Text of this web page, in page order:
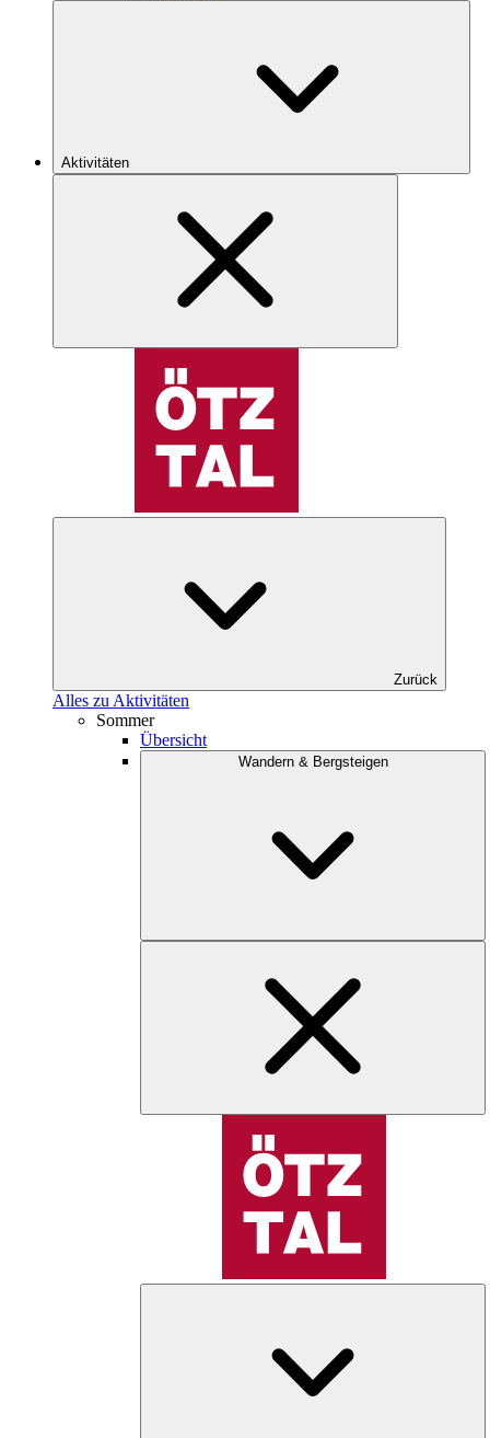
Aktivitäten
Zurück
Alles zu Aktivitäten
Sommer
Übersicht
Wandern & Bergsteigen